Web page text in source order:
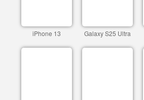
iPhone 13 Galaxy S25 Ultra